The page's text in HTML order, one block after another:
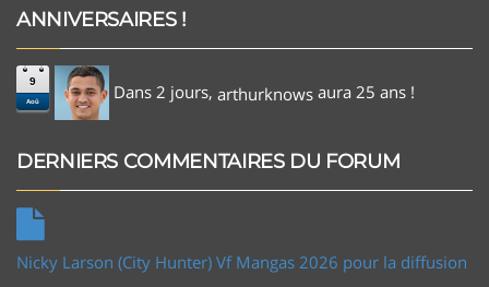
ANNIVERSAIRES !
9
Aoû Dans 2 jours, arthurknows aura 25 ans !
DERNIERS COMMENTAIRES DU FORUM
Nicky Larson (City Hunter) Vf Mangas 2026 pour la diffusion